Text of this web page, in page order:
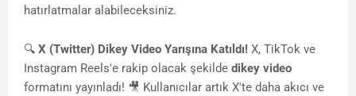
hatırlatmalar alabileceksiniz.
🔍 X (Twitter) Dikey Video Yarışına Katıldı! X, TikTok ve
Instagram Reels'e rakip olacak şekilde dikey video
formatını yayınladı! 🎥 Kullanıcılar artık X'te daha akıcı ve